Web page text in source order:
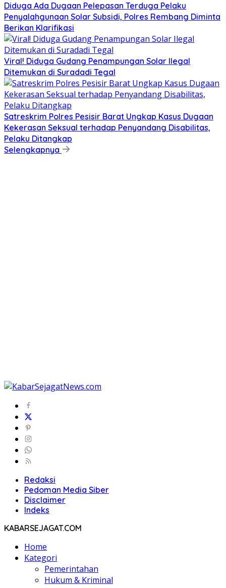
Diduga Ada Dugaan Pelepasan Terduga Pelaku
Penyalahgunaan Solar Subsidi, Polres Rembang Diminta
Berikan Klarifikasi
Viral! Diduga Gudang Penampungan Solar Ilegal
Ditemukan di Suradadi Tegal
Satreskrim Polres Pesisir Barat Ungkap Kasus Dugaan
Kekerasan Seksual terhadap Penyandang Disabilitas,
Pelaku Ditangkap
Selengkapnya
Redaksi
Pedoman Media Siber
Disclaimer
Indeks
KABARSEJAGAT.COM
Home
Kategori
Pemerintahan
Hukum & Kriminal